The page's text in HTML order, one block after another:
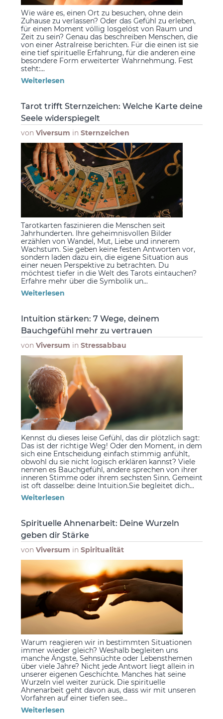
Wie wäre es, einen Ort zu besuchen, ohne dein
Zuhause zu verlassen? Oder das Gefühl zu erleben,
für einen Moment völlig losgelöst von Raum und
Zeit zu sein? Genau das beschreiben Menschen, die
von einer Astralreise berichten. Für die einen ist sie
eine tief spirituelle Erfahrung, für die anderen eine
besondere Form erweiterter Wahrnehmung. Fest
steht:...
Weiterlesen
Tarot trifft Sternzeichen: Welche Karte deine
Seele widerspiegelt
von Viversum in Sternzeichen
Tarotkarten faszinieren die Menschen seit
Jahrhunderten. Ihre geheimnisvollen Bilder
erzählen von Wandel, Mut, Liebe und innerem
Wachstum. Sie geben keine festen Antworten vor,
sondern laden dazu ein, die eigene Situation aus
einer neuen Perspektive zu betrachten. Du
möchtest tiefer in die Welt des Tarots eintauchen?
Erfahre mehr über die Symbolik un...
Weiterlesen
Intuition stärken: 7 Wege, deinem
Bauchgefühl mehr zu vertrauen
von Viversum in Stressabbau
Kennst du dieses leise Gefühl, das dir plötzlich sagt:
Das ist der richtige Weg! Oder den Moment, in dem
sich eine Entscheidung einfach stimmig anfühlt,
obwohl du sie nicht logisch erklären kannst? Viele
nennen es Bauchgefühl, andere sprechen von ihrer
inneren Stimme oder ihrem sechsten Sinn. Gemeint
ist oft dasselbe: deine Intuition.Sie begleitet dich...
Weiterlesen
Spirituelle Ahnenarbeit: Deine Wurzeln
geben dir Stärke
von Viversum in Spiritualität
Warum reagieren wir in bestimmten Situationen
immer wieder gleich? Weshalb begleiten uns
manche Ängste, Sehnsüchte oder Lebensthemen
über viele Jahre? Nicht jede Antwort liegt allein in
unserer eigenen Geschichte. Manches hat seine
Wurzeln viel weiter zurück. Die spirituelle
Ahnenarbeit geht davon aus, dass wir mit unseren
Vorfahren auf einer tiefen see...
Weiterlesen